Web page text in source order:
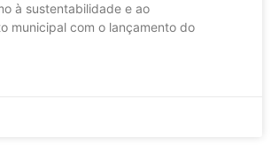
à sustentabilidade e ao
municipal com o lançamento do